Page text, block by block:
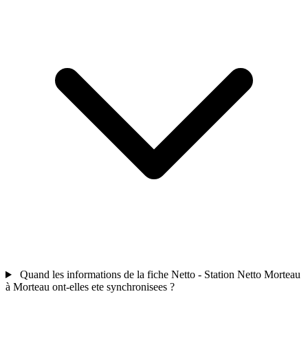
Quand les informations de la fiche Netto - Station Netto Morteau
à Morteau ont-elles ete synchronisees ?